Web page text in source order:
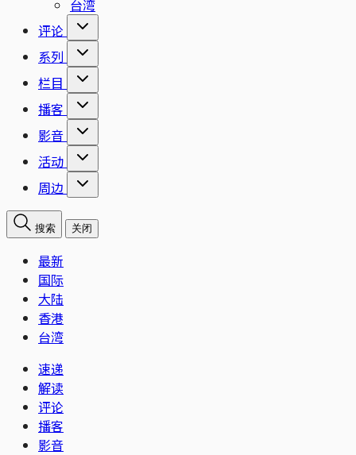
台湾
评论
系列
栏目
播客
影音
活动
周边
搜索 关闭
最新
国际
大陆
香港
台湾
速递
解读
评论
播客
影音